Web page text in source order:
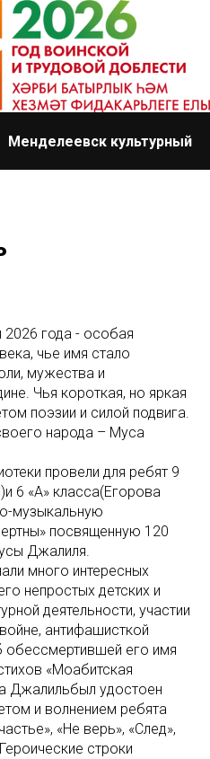
Менделеевск культурный
года - особая
чье имя стало
мужества и
Чья короткая, но яркая
поэзии и силой подвига.
народа – Муса
провели для ребят 9
6 «А» класса(Егорова
музыкальную
посвященную 120
Джалиля.
много интересных
непростых детских и
деятельности, участии
антифашисткой
обессмертившей его имя
«Моабитская
Джалильбыл удостоен
и волнением ребята
«Не верь», «След»,
строки